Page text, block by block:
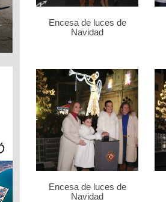
Encesa de luces de
Navidad
Encesa de luces de
Navidad